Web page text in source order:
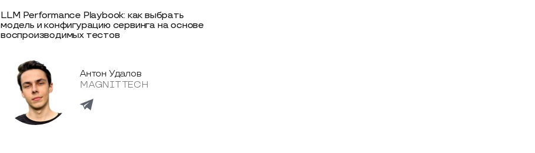
LLM Performance Playbook: как выбрать
модель и конфигурацию сервинга на основе
воспроизводимых тестов
Антон Удалов
MAGNIT TECH